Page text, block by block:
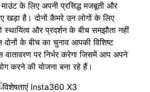
के लिए अपनी प्रसिद्ध मजबूती और
खड़ा है। दोनों कैमरे उन लोगों के लिए
स्थायित्व और प्रदर्शन के बीच समझौता नहीं
के बीच का चुनाव आपकी विशिष्ट
पर निर्भर करेगा जिसमें आप अपने
करने की योजना बना रहे हैं।